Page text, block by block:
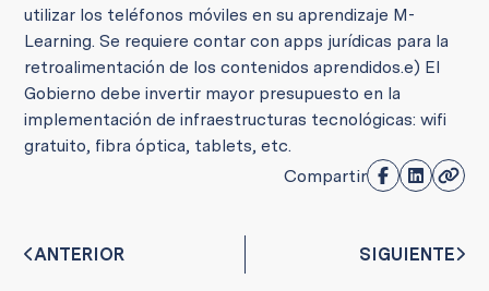
utilizar los teléfonos móviles en su aprendizaje M-
Learning. Se requiere contar con apps jurídicas para la
retroalimentación de los contenidos aprendidos.e) El
Gobierno debe invertir mayor presupuesto en la
implementación de infraestructuras tecnológicas: wifi
gratuito, fibra óptica, tablets, etc.
Compartir
ANTERIOR SIGUIENTE